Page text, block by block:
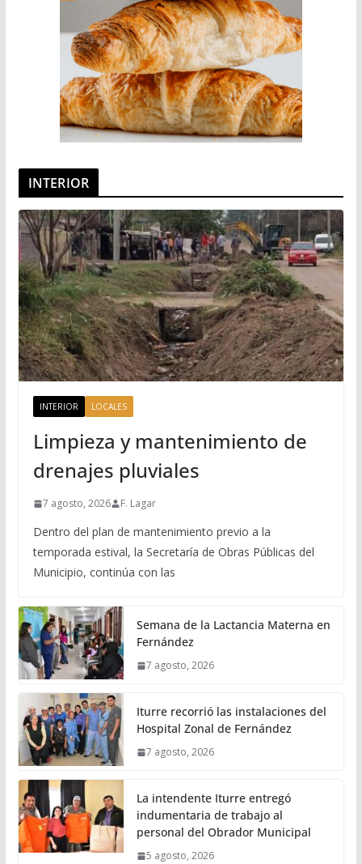
INTERIOR
INTERIOR LOCALES
Limpieza y mantenimiento de
drenajes pluviales
7 agosto, 2026 F. Lagar
Dentro del plan de mantenimiento previo a la
temporada estival, la Secretaría de Obras Públicas del
Municipio, continúa con las
Semana de la Lactancia Materna en
Fernández
7 agosto, 2026
Iturre recorrió las instalaciones del
Hospital Zonal de Fernández
7 agosto, 2026
La intendente Iturre entregó
indumentaria de trabajo al
personal del Obrador Municipal
5 agosto, 2026